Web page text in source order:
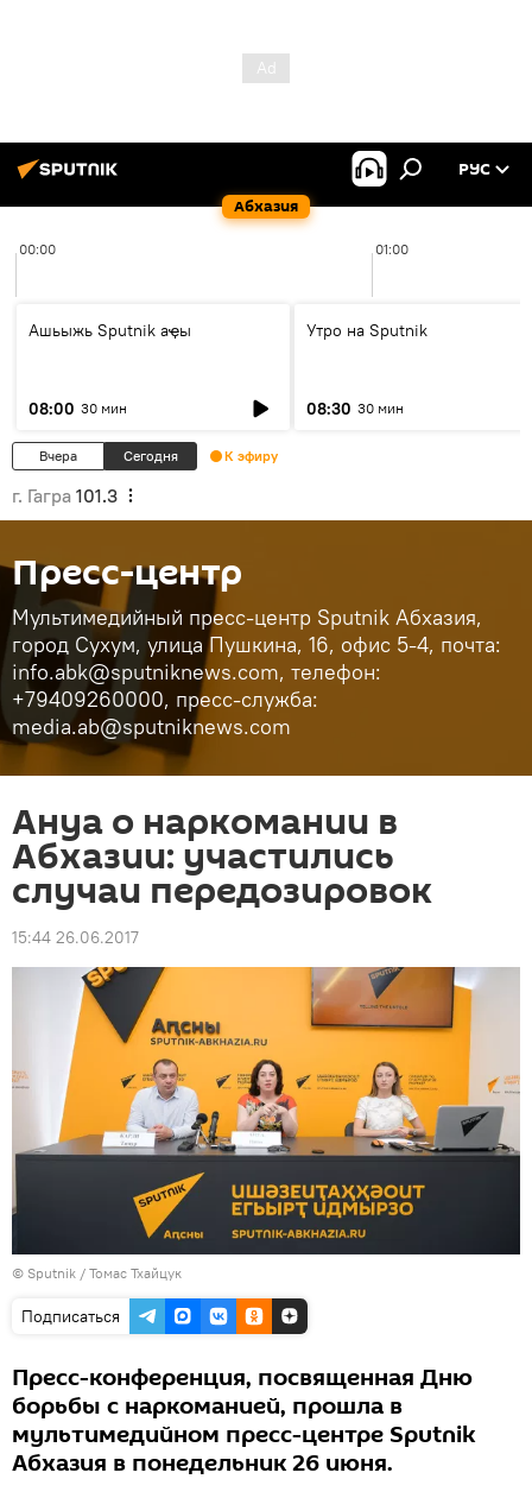
Абхазия
РУС
00:00 01:00
Ашьыжь Sputnik аҿы
08:00 30 мин
Утро на Sputnik
08:30 30 мин
Вчера Сегодня К эфиру
г. Гагра 101.3
Пресс-центр
Мультимедийный пресс-центр Sputnik Абхазия,
город Сухум, улица Пушкина, 16, офис 5-4, почта:
info.abk@sputniknews.com, телефон:
+79409260000, пресс-служба:
media.ab@sputniknews.com
Ануа о наркомании в
Абхазии: участились
случаи передозировок
15:44 26.06.2017
© Sputnik / Томас Тхайцук
Подписаться
Пресс-конференция, посвященная Дню
борьбы с наркоманией, прошла в
мультимедийном пресс-центре Sputnik
Абхазия в понедельник 26 июня.